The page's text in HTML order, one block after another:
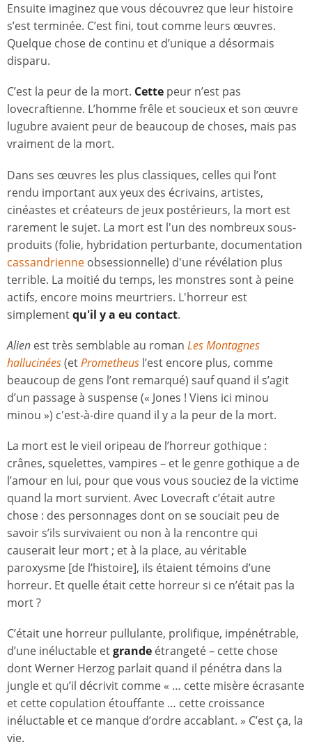
Ensuite imaginez que vous découvrez que leur histoire
s’est terminée. C’est fini, tout comme leurs œuvres.
Quelque chose de continu et d’unique a désormais
disparu.
C’est la peur de la mort. Cette peur n’est pas
lovecraftienne. L’homme frêle et soucieux et son œuvre
lugubre avaient peur de beaucoup de choses, mais pas
vraiment de la mort.
Dans ses œuvres les plus classiques, celles qui l’ont
rendu important aux yeux des écrivains, artistes,
cinéastes et créateurs de jeux postérieurs, la mort est
rarement le sujet. La mort est l'un des nombreux sous-
produits (folie, hybridation perturbante, documentation
cassandrienne obsessionnelle) d'une révélation plus
terrible. La moitié du temps, les monstres sont à peine
actifs, encore moins meurtriers. L'horreur est
simplementqu'il y a eu contact.
Alien est très semblable au roman Les Montagnes
hallucinées(etPrometheus l’est encore plus, comme
beaucoup de gens l’ont remarqué) sauf quand il s’agit
d’un passage à suspense (« Jones ! Viens ici minou
minou ») c'est-à-dire quand il y a la peur de la mort.
La mort est le vieil oripeau de l’horreur gothique :
crânes, squelettes, vampires – et le genre gothique a de
l’amour en lui, pour que vous vous souciez de la victime
quand la mort survient. Avec Lovecraft c’était autre
chose : des personnages dont on se souciait peu de
savoir s’ils survivaient ou non à la rencontre qui
causerait leur mort ; et à la place, au véritable
paroxysme [de l’histoire], ils étaient témoins d’une
horreur. Et quelle était cette horreur si ce n’était pas la
mort ?
C’était une horreur pullulante, prolifique, impénétrable,
d’une inéluctable etgrande étrangeté – cette chose
dont Werner Herzog parlait quand il pénétra dans la
jungle et qu’il décrivit comme « … cette misère écrasante
et cette copulation étouffante … cette croissance
inéluctable et ce manque d’ordre accablant. » C’est ça, la
vie.